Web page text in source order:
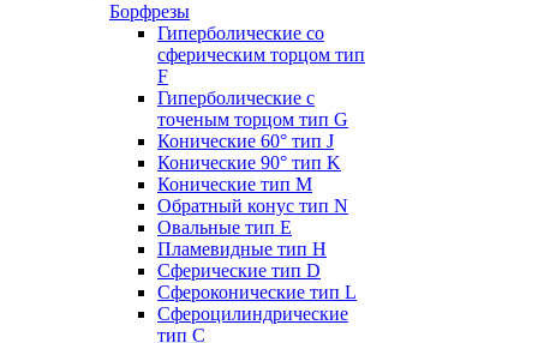
Борфрезы
Гиперболические cо
сферическим торцом тип
F
Гиперболические с
точеным торцом тип G
Конические 60° тип J
Конические 90° тип K
Конические тип M
Обратный конус тип N
Овальные тип E
Пламевидные тип H
Сферические тип D
Сфероконические тип L
Сфероцилиндрические
тип C